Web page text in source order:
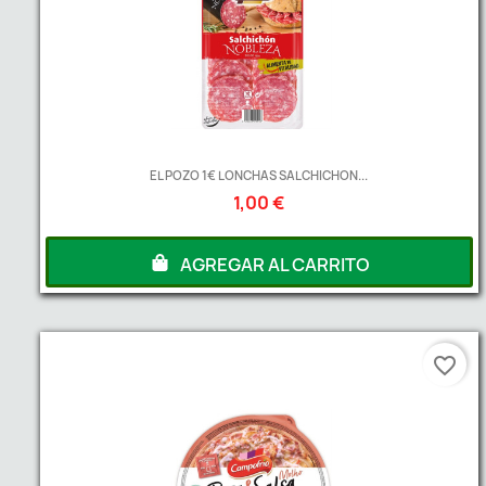
EL POZO 1€ LONCHAS SALCHICHON...
1,00 €
AGREGAR AL CARRITO
favorite_border